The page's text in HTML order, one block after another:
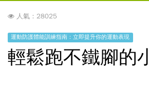
人氣：28025
運動防護體能訓練指南：立即提升你的運動表現
輕鬆跑不鐵腳的